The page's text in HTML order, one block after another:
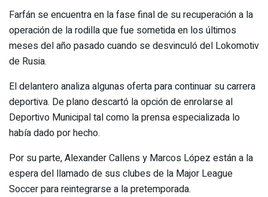
Farfán se encuentra en la fase final de su recuperación a la
operación de la rodilla que fue sometida en los últimos
meses del año pasado cuando se desvinculó del Lokomotiv
de Rusia.
El delantero analiza algunas oferta para continuar su carrera
deportiva. De plano descartó la opción de enrolarse al
Deportivo Municipal tal como la prensa especializada lo
había dado por hecho.
Por su parte, Alexander Callens y Marcos López están a la
espera del llamado de sus clubes de la Major League
Soccer para reintegrarse a la pretemporada.